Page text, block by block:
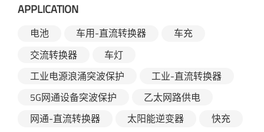
APPLICATION
电池 车用-直流转换器
车充
交流转换器
车灯
工业电源浪涌突波保护
工业-直流转换器
5G网通设备突波保护
乙太网路供电
网通-直流转换器
太阳能逆变器
快充